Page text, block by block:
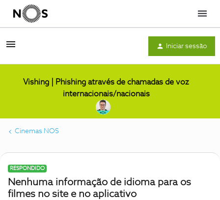
Menu
Iniciar sessão
Vishing | Phishing através de chamadas de voz
internacionais/nacionais
Cinemas NOS
RESPONDIDO
Nenhuma informação de idioma para os
filmes no site e no aplicativo